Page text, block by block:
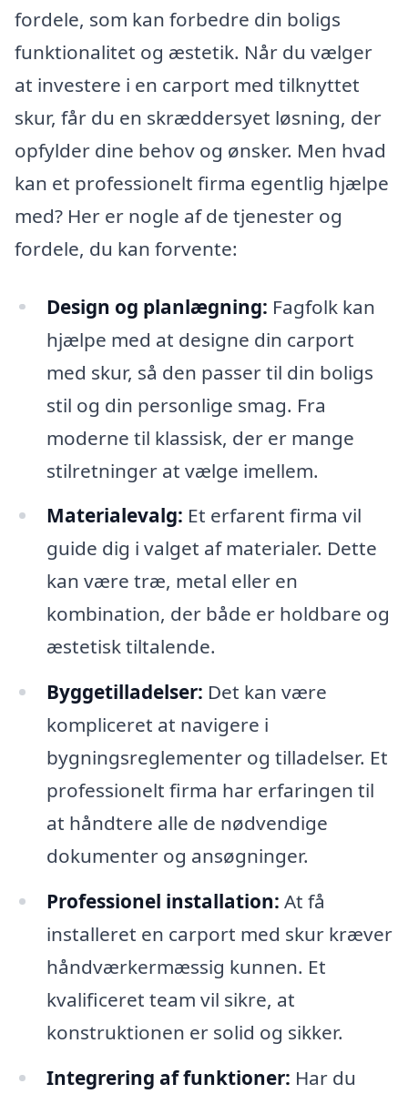
fordele, som kan forbedre din boligs
funktionalitet og æstetik. Når du vælger
at investere i en carport med tilknyttet
skur, får du en skræddersyet løsning, der
opfylder dine behov og ønsker. Men hvad
kan et professionelt firma egentlig hjælpe
med? Her er nogle af de tjenester og
fordele, du kan forvente:
Design og planlægning: Fagfolk kan
hjælpe med at designe din carport
med skur, så den passer til din boligs
stil og din personlige smag. Fra
moderne til klassisk, der er mange
stilretninger at vælge imellem.
Materialevalg: Et erfarent firma vil
guide dig i valget af materialer. Dette
kan være træ, metal eller en
kombination, der både er holdbare og
æstetisk tiltalende.
Byggetilladelser: Det kan være
kompliceret at navigere i
bygningsreglementer og tilladelser. Et
professionelt firma har erfaringen til
at håndtere alle de nødvendige
dokumenter og ansøgninger.
Professionel installation: At få
installeret en carport med skur kræver
håndværkermæssig kunnen. Et
kvalificeret team vil sikre, at
konstruktionen er solid og sikker.
Integrering af funktioner: Har du